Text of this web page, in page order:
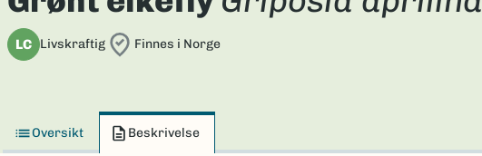
LC Livskraftig Finnes i Norge
Oversikt Beskrivelse